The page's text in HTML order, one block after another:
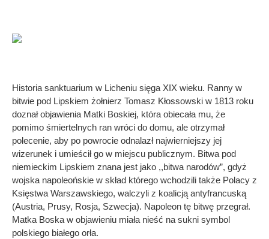
Historia sanktuarium w Licheniu sięga XIX wieku. Ranny w
bitwie pod Lipskiem żołnierz Tomasz Kłossowski w 1813 roku
doznał objawienia Matki Boskiej, która obiecała mu, że
pomimo śmiertelnych ran wróci do domu, ale otrzymał
polecenie, aby po powrocie odnalazł najwierniejszy jej
wizerunek i umieścił go w miejscu publicznym. Bitwa pod
niemieckim Lipskiem znana jest jako ,,bitwa narodów”, gdyż
wojska napoleońskie w skład którego wchodzili także Polacy z
Księstwa Warszawskiego, walczyli z koalicją antyfrancuską
(Austria, Prusy, Rosja, Szwecja). Napoleon tę bitwę przegrał.
Matka Boska w objawieniu miała nieść na sukni symbol
polskiego białego orła.